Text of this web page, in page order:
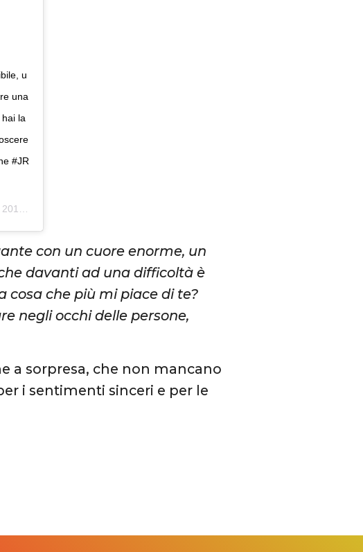
u
una
la
#JR
PDT
con un cuore enorme, un
davanti ad una difficoltà è
cosa che più mi piace di te?
negli occhi delle persone,
a sorpresa, che non mancano
i sentimenti sinceri e per le